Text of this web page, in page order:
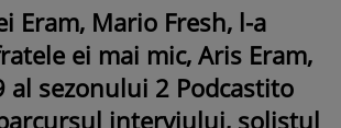
Eram, Mario Fresh, l-a
ei mai mic, Aris Eram,
al sezonului 2 Podcastito
interviului, solistul